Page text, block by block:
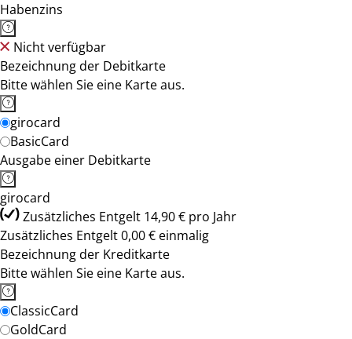
Habenzins
Nicht verfügbar
Bezeichnung der Debitkarte
Bitte wählen Sie eine Karte aus.
girocard
BasicCard
Ausgabe einer Debitkarte
girocard
Zusätzliches Entgelt 14,90 € pro Jahr
Zusätzliches Entgelt 0,00 € einmalig
Bezeichnung der Kreditkarte
Bitte wählen Sie eine Karte aus.
ClassicCard
GoldCard